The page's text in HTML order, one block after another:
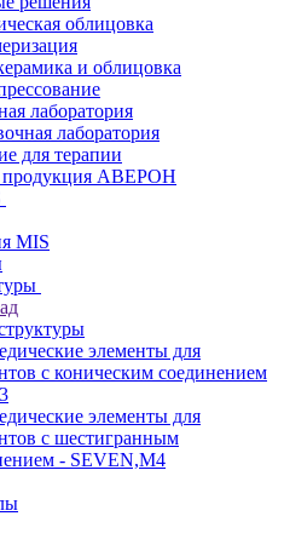
облицовка
и облицовка
лаборатория
лаборатория
для терапии
продукция АВЕРОН
MIS
элементы для
с коническим соединением
элементы для
с шестигранным
- SEVEN,M4